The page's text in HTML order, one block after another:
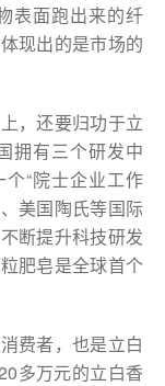
表面跑出来的纤
现出的是市场的
，还要归功于立
拥有三个研发中
“院士企业工作
美国陶氏等国际
断提升科技研发
肥皂是全球首个
费者，也是立白
多万元的立白香